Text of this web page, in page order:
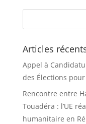
Articles
Appel à
des Élections
Rencontre entre
Touadéra : l’UE
humanitaire en